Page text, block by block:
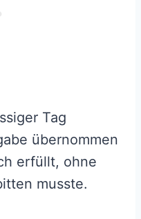
Tag
übernommen
erfüllt, ohne
musste.